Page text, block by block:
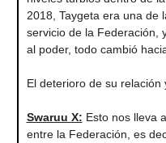
2018, Taygeta era una de
servicio de la Federación,
al poder, todo cambió
El deterioro de su relación
Swaruu X: Esto nos lleva
entre la Federación, es